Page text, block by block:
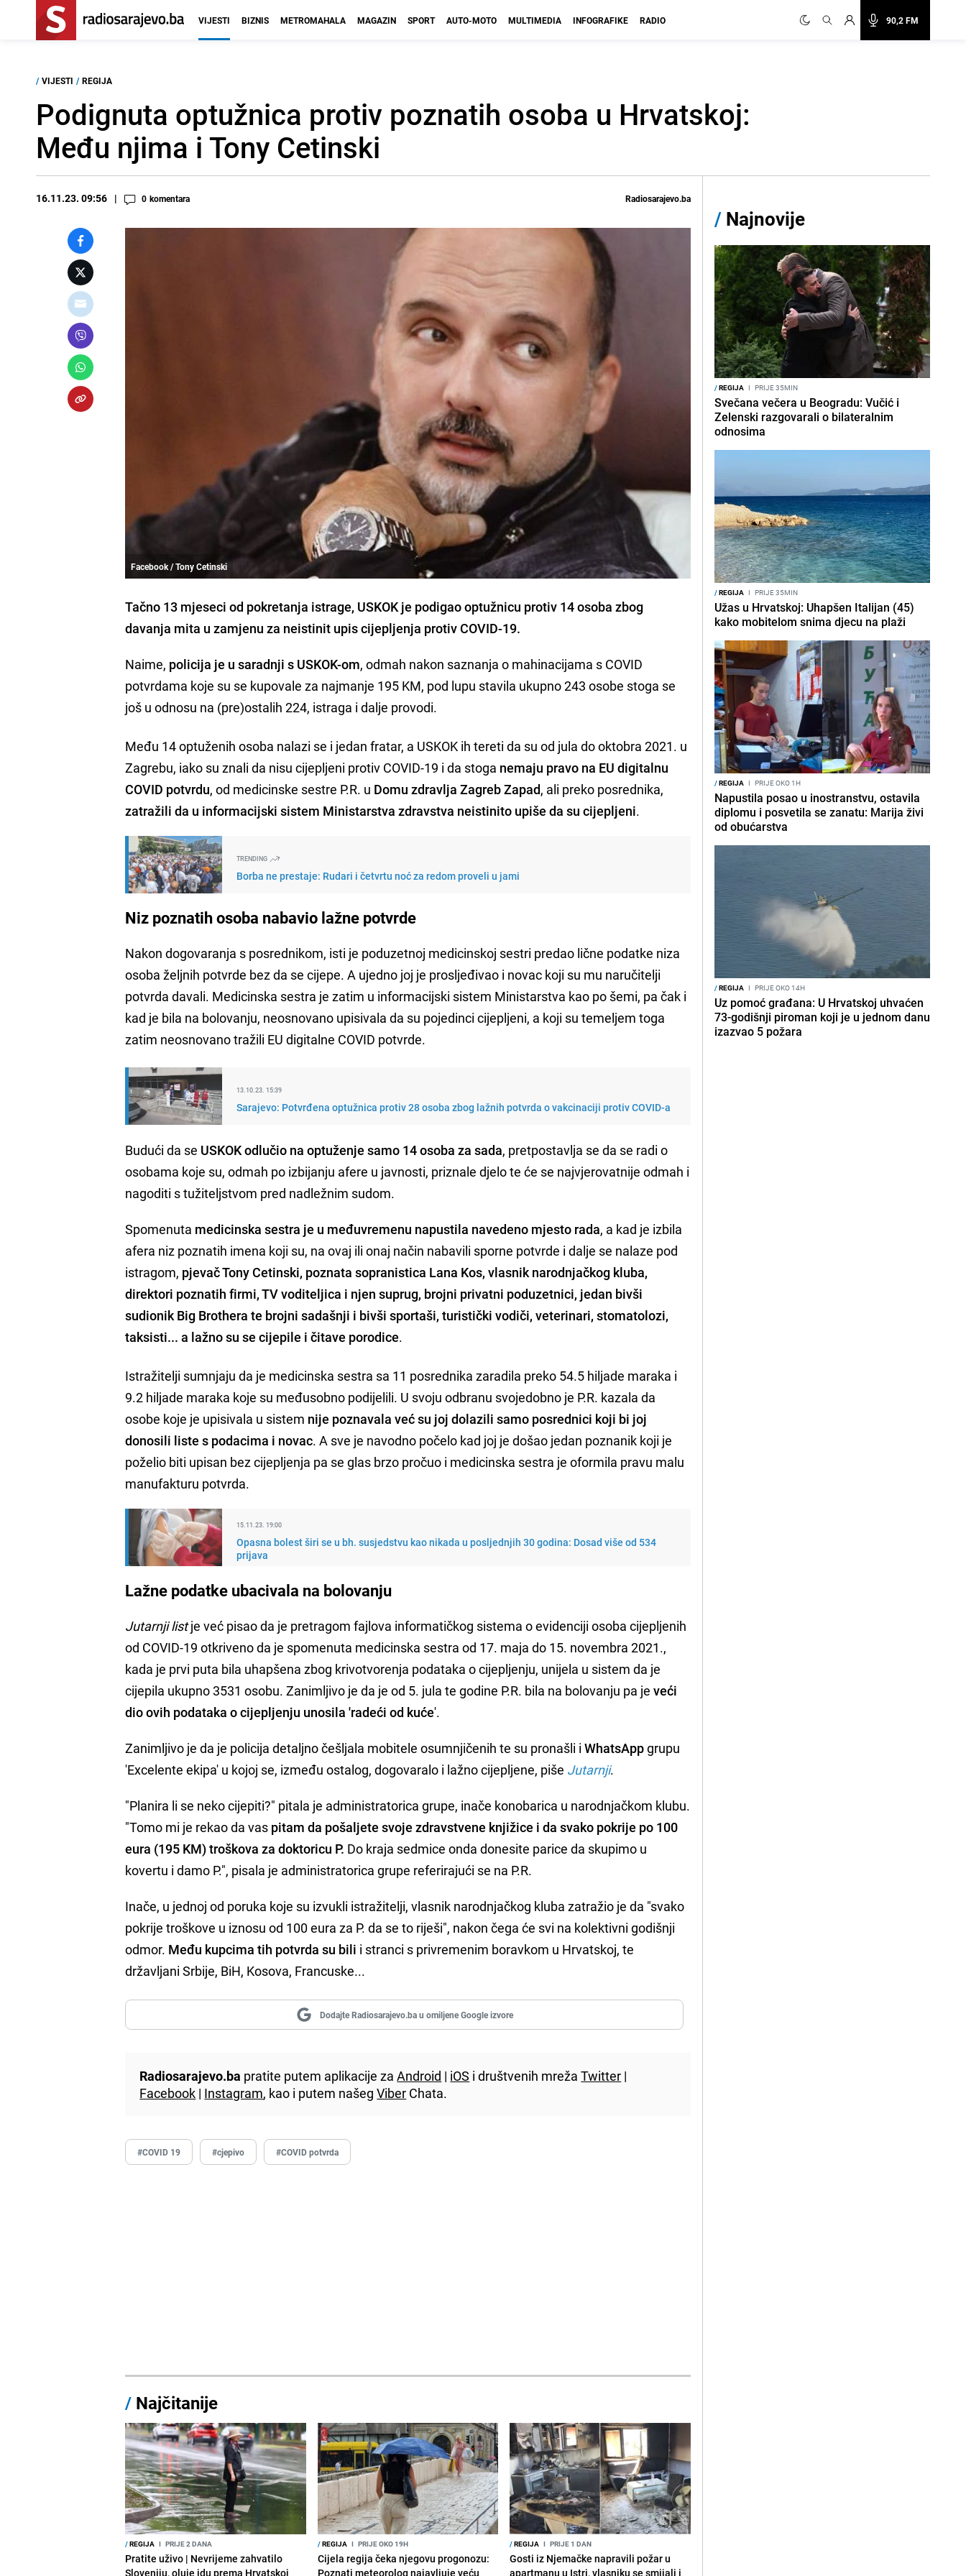
90,2 FM
VIJESTI BIZNIS METROMAHALA MAGAZIN SPORT AUTO-MOTO MULTIMEDIA INFOGRAFIKE RADIO
/ VIJESTI / REGIJA
Podignuta optužnica protiv poznatih osoba u Hrvatskoj:
Među njima i Tony Cetinski
16.11.23. 09:56 0 komentara Radiosarajevo.ba
Facebook / Tony Cetinski
Tačno 13 mjeseci od pokretanja istrage, USKOK je podigao optužnicu protiv 14 osoba zbog
davanja mita u zamjenu za neistinit upis cijepljenja protiv COVID-19.
Naime, policija je u saradnji s USKOK-om, odmah nakon saznanja o mahinacijama s COVID
potvrdama koje su se kupovale za najmanje 195 KM, pod lupu stavila ukupno 243 osobe stoga se
još u odnosu na (pre)ostalih 224, istraga i dalje provodi.
Među 14 optuženih osoba nalazi se i jedan fratar, a USKOK ih tereti da su od jula do oktobra 2021. u
Zagrebu, iako su znali da nisu cijepljeni protiv COVID-19 i da stoga nemaju pravo na EU digitalnu
COVID potvrdu, od medicinske sestre P.R. u Domu zdravlja Zagreb Zapad, ali preko posrednika,
zatražili da u informacijski sistem Ministarstva zdravstva neistinito upiše da su cijepljeni.
TRENDING
Borba ne prestaje: Rudari i četvrtu noć za redom proveli u jami
Niz poznatih osoba nabavio lažne potvrde
Nakon dogovaranja s posrednikom, isti je poduzetnoj medicinskoj sestri predao lične podatke niza
osoba željnih potvrde bez da se cijepe. A ujedno joj je prosljeđivao i novac koji su mu naručitelji
potvrda davali. Medicinska sestra je zatim u informacijski sistem Ministarstva kao po šemi, pa čak i
kad je bila na bolovanju, neosnovano upisivala da su pojedinci cijepljeni, a koji su temeljem toga
zatim neosnovano tražili EU digitalne COVID potvrde.
13.10.23. 15:39
Sarajevo: Potvrđena optužnica protiv 28 osoba zbog lažnih potvrda o vakcinaciji protiv COVID-a
Budući da se USKOK odlučio na optuženje samo 14 osoba za sada, pretpostavlja se da se radi o
osobama koje su, odmah po izbijanju afere u javnosti, priznale djelo te će se najvjerovatnije odmah i
nagoditi s tužiteljstvom pred nadležnim sudom.
Spomenuta medicinska sestra je u međuvremenu napustila navedeno mjesto rada, a kad je izbila
afera niz poznatih imena koji su, na ovaj ili onaj način nabavili sporne potvrde i dalje se nalaze pod
istragom, pjevač Tony Cetinski, poznata sopranistica Lana Kos, vlasnik narodnjačkog kluba,
direktori poznatih firmi, TV voditeljica i njen suprug, brojni privatni poduzetnici, jedan bivši
sudionik Big Brothera te brojni sadašnji i bivši sportaši, turistički vodiči, veterinari, stomatolozi,
taksisti... a lažno su se cijepile i čitave porodice.
Istražitelji sumnjaju da je medicinska sestra sa 11 posrednika zaradila preko 54.5 hiljade maraka i
9.2 hiljade maraka koje su međusobno podijelili. U svoju odbranu svojedobno je P.R. kazala da
osobe koje je upisivala u sistem nije poznavala već su joj dolazili samo posrednici koji bi joj
donosili liste s podacima i novac. A sve je navodno počelo kad joj je došao jedan poznanik koji je
poželio biti upisan bez cijepljenja pa se glas brzo pročuo i medicinska sestra je oformila pravu malu
manufakturu potvrda.
15.11.23. 19:00
Opasna bolest širi se u bh. susjedstvu kao nikada u posljednjih 30 godina: Dosad više od 534
prijava
Lažne podatke ubacivala na bolovanju
Jutarnji listje već pisao da je pretragom fajlova informatičkog sistema o evidenciji osoba cijepljenih
od COVID-19 otkriveno da je spomenuta medicinska sestra od 17. maja do 15. novembra 2021.,
kada je prvi puta bila uhapšena zbog krivotvorenja podataka o cijepljenju, unijela u sistem da je
cijepila ukupno 3531 osobu. Zanimljivo je da je od 5. jula te godine P.R. bila na bolovanju pa jeveći
dio ovih podataka o cijepljenju unosila 'radeći od kuće'.
Zanimljivo je da je policija detaljno češljala mobitele osumnjičenih te su pronašli iWhatsAppgrupu
'Excelente ekipa' u kojoj se, između ostalog, dogovaralo i lažno cijepljene, piše Jutarnji.
"Planira li se neko cijepiti?" pitala je administratorica grupe, inače konobarica u narodnjačkom klubu.
"Tomo mi je rekao da vas pitam da pošaljete svoje zdravstvene knjižice i da svako pokrije po 100
eura (195 KM) troškova za doktoricu P. Do kraja sedmice onda donesite parice da skupimo u
kovertu i damo P.", pisala je administratorica grupe referirajući se na P.R.
Inače, u jednoj od poruka koje su izvukli istražitelji, vlasnik narodnjačkog kluba zatražio je da "svako
pokrije troškove u iznosu od 100 eura za P. da se to riješi", nakon čega će svi na kolektivni godišnji
odmor. Među kupcima tih potvrda su bili i stranci s privremenim boravkom u Hrvatskoj, te
državljani Srbije, BiH, Kosova, Francuske...
Dodajte Radiosarajevo.ba u omiljene Google izvore
Radiosarajevo.ba pratite putem aplikacije zaAndroid | iOS i društvenih mrežaTwitter |
Facebook | Instagram, kao i putem našegViber Chata.
#COVID 19 #cjepivo #COVID potvrda
/ Najčitanije
/REGIJA I PRIJE 2 DANA
Pratite uživo | Nevrijeme zahvatilo
Sloveniju, oluje idu prema Hrvatskoj
/REGIJA I PRIJE OKO 19H
Cijela regija čeka njegovu progonozu:
Poznati meteorolog najavljuje veću
/REGIJA I PRIJE 1 DAN
Gosti iz Njemačke napravili požar u
apartmanu u Istri, vlasniku se smijali i
/ Najnovije
/REGIJA I PRIJE 35MIN
Svečana večera u Beogradu: Vučić i
Zelenski razgovarali o bilateralnim
odnosima
/REGIJA I PRIJE 35MIN
Užas u Hrvatskoj: Uhapšen Italijan (45)
kako mobitelom snima djecu na plaži
/REGIJA I PRIJE OKO 1H
Napustila posao u inostranstvu, ostavila
diplomu i posvetila se zanatu: Marija živi
od obućarstva
/REGIJA I PRIJE OKO 14H
Uz pomoć građana: U Hrvatskoj uhvaćen
73-godišnji piroman koji je u jednom danu
izazvao 5 požara